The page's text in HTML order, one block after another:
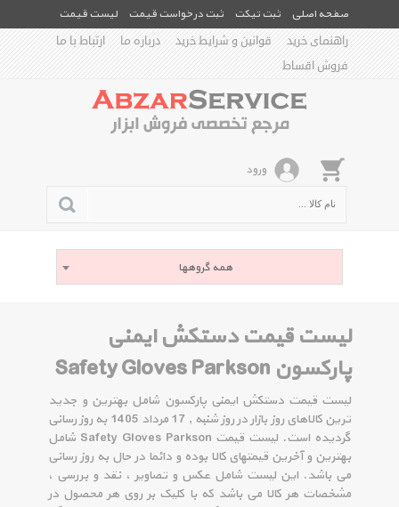
صفحه اصلی ثبت تیکت ثبت درخواست قیمت
لیست قیمت
راهنمای خرید
قوانین و شرایط خرید درباره ما
ارتباط با ما
فروش اقساط
ورود
همه گروهها
لیست قیمت دستکش ایمنی
پارکسون Safety Gloves Parkson
لیست قیمت دستکش ایمنی پارکسون شامل بهترین و جدید
ترین کالاهای روز بازار در روز شنبه , 17 مرداد 1405 به روز رسانی
گردیده است. لیست قیمت Safety Gloves Parkson شامل
بهترین و آخرین قیمتهای کالا بوده و دائما در حال به روز رسانی
می باشد. این لیست شامل عکس و تصاویر ، نقد و بررسی ،
مشخصات هر کالا می باشد که با کلیک بر روی هر محصول در